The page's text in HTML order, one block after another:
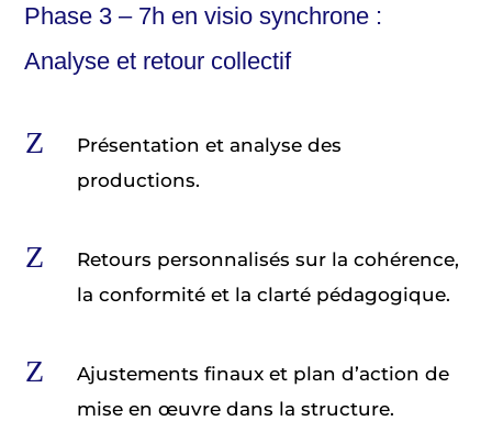
Phase 3 – 7h en visio synchrone :
Analyse et retour collectif
Z
Présentation et analyse des
productions.
Z
Retours personnalisés sur la cohérence,
la conformité et la clarté pédagogique.
Z
Ajustements finaux et plan d’action de
mise en œuvre dans la structure.